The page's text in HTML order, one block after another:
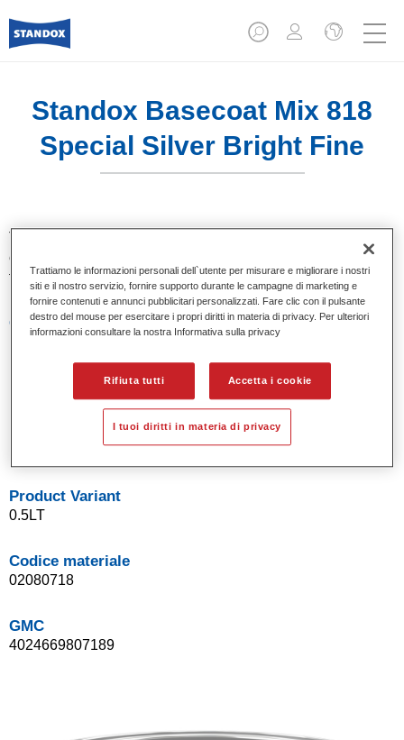
Standox Basecoat Mix 818
Special Silver Bright Fine
Tinta base convenzionale con eccezionale potere riempitivo
e buona opacità. Si distingue per l’ottimo punto tinta e per la
facilità di sfumatura. Ideale per riparazioni professionali.
Caratteristiche del prodotto
Colori pastello, metallizzati e perlati.
Eccellenti proprietà di riempimento.
Buona opacità.
Sistema di basi opache a solvente Standox.
Facile da sfumare.
Product Variant
0.5LT
Codice materiale
02080718
GMC
4024669807189
Trattiamo le informazioni personali dell`utente per misurare e migliorare i nostri
siti e il nostro servizio, fornire supporto durante le campagne di marketing e
fornire contenuti e annunci pubblicitari personalizzati. Fare clic con il pulsante
destro del mouse per esercitare i propri diritti in materia di privacy. Per ulteriori
informazioni consultare la nostra Informativa sulla privacy
Rifiuta tutti Accetta i cookie
I tuoi diritti in materia di privacy